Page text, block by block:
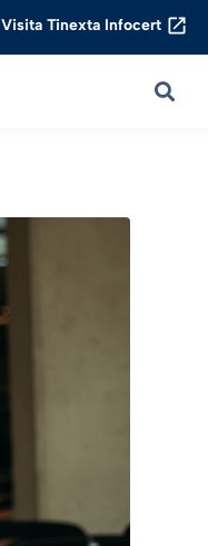
Visita Tinexta Infocert